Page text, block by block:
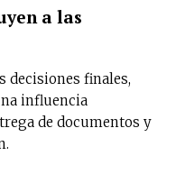
a las
decisiones finales,
influencia
de documentos y